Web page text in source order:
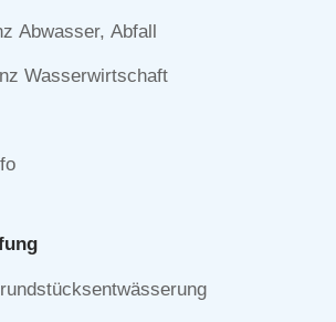
Abwasser, Abfall
Wasserwirtschaft